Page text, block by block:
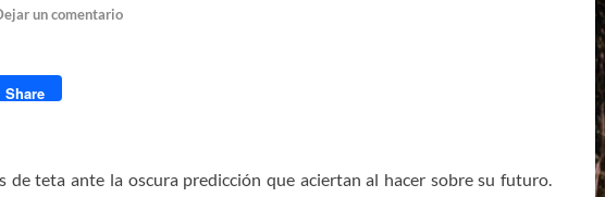
un comentario
Share
de teta ante la oscura predicción que aciertan al hacer sobre su futuro.